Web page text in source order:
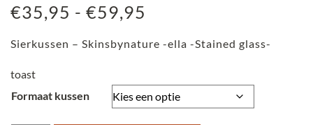
€35,95 - €59,95
tot
Sierkussen – Skinsbynature -ella -Stained glass-
toast
Formaat kussen